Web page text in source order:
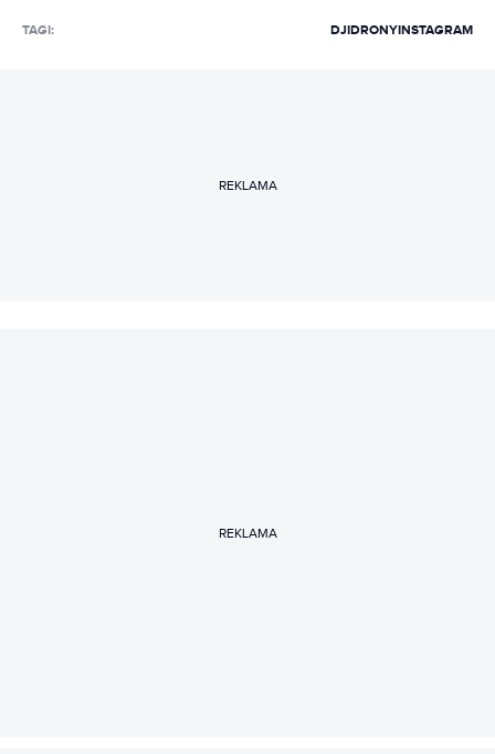
TAGI: DJIDRONYINSTAGRAM
REKLAMA
REKLAMA